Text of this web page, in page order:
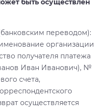
быть осуществлен
переводом):
организации
получателя платежа
Иван Иванович), №
счета,
осуществляется